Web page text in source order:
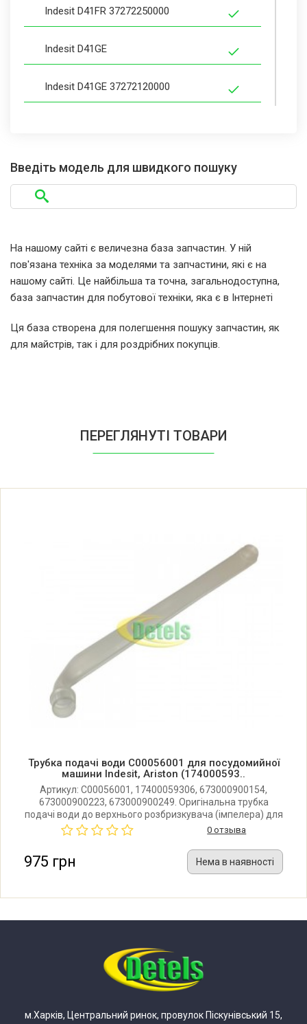
Indesit D41FR 37272250000
Indesit D41GE
Indesit D41GE 37272120000
Indesit D41SP
Indesit D41UK
Indesit D42EU
Indesit D42IT 37271930000
Indesit D42SEU
Indesit D42SEU 37272220000
Indesit D42SP 37272110000
Indesit D42SP 37272110100
Indesit D42SSP 37272230100
Indesit D6050 37183340000
Введіть модель для швидкого пошуку
На нашому сайті є величезна база запчастин. У ній
пов'язана техніка за моделями та запчастини, які є на
нашому сайті. Це найбільша та точна, загальнодоступна,
база запчастин для побутової техніки, яка є в Інтернеті
Ця база створена для полегшення пошуку запчастин, як
для майстрів, так і для роздрібних покупців.
ПЕРЕГЛЯНУТІ ТОВАРИ
Трубка подачі води C00056001 для посудомийної
машини Indesit, Ariston (174000593..
Артикул: C00056001, 17400059306, 673000900154,
673000900223, 673000900249. Оригінальна трубка
подачі води до верхнього розбризкувача (імпелера) для
посудомийної машини Ariston, Hotpoint, Hotpoint-Ariston,
Indesit, Whirlpool, Kaiser. Виробник: Італія.
0 отзыва
975 грн Нема в наявності
м.Харків, Центральний ринок, провулок Піскунівський 15,